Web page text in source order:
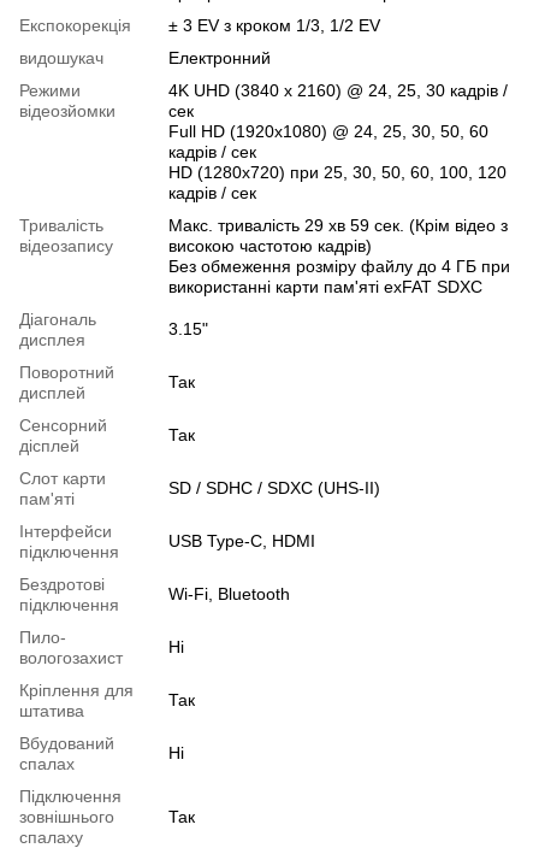
Експокорекція
± 3 EV з кроком 1/3, 1/2 EV
видошукач
Електронний
Режими
відеозйомки
4K UHD (3840 x 2160) @ 24, 25, 30 кадрів /
сек
Full HD (1920x1080) @ 24, 25, 30, 50, 60
кадрів / сек
HD (1280x720) при 25, 30, 50, 60, 100, 120
кадрів / сек
Тривалість
відеозапису
Макс. тривалість 29 хв 59 сек. (Крім відео з
високою частотою кадрів)
Без обмеження розміру файлу до 4 ГБ при
використанні карти пам'яті exFAT SDXC
Діагональ
дисплея
3.15"
Поворотний
дисплей
Так
Сенсорний
дісплей
Так
Слот карти
пам'яті
SD / SDHC / SDXC (UHS-II)
Інтерфейси
підключення
USB Type-C, HDMI
Бездротові
підключення
Wi-Fi, Bluetooth
Пило-
вологозахист
Ні
Кріплення для
штатива
Так
Вбудований
спалах
Ні
Підключення
зовнішнього
спалаху
Так